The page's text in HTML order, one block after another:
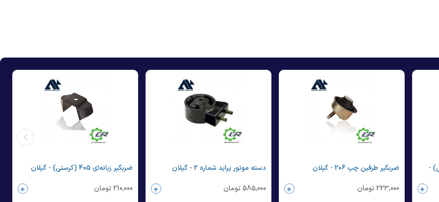
-
ضربگیر طرفین چپ 206 - گیلان
223,000 تومان
دسته موتور پراید شماره 2 - گیلان
585,000 تومان
ضربگیر زبانه‌ای 405 (کرستی) - گیلان
210,000 تومان